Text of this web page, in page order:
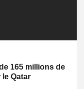
165 millions de
Qatar